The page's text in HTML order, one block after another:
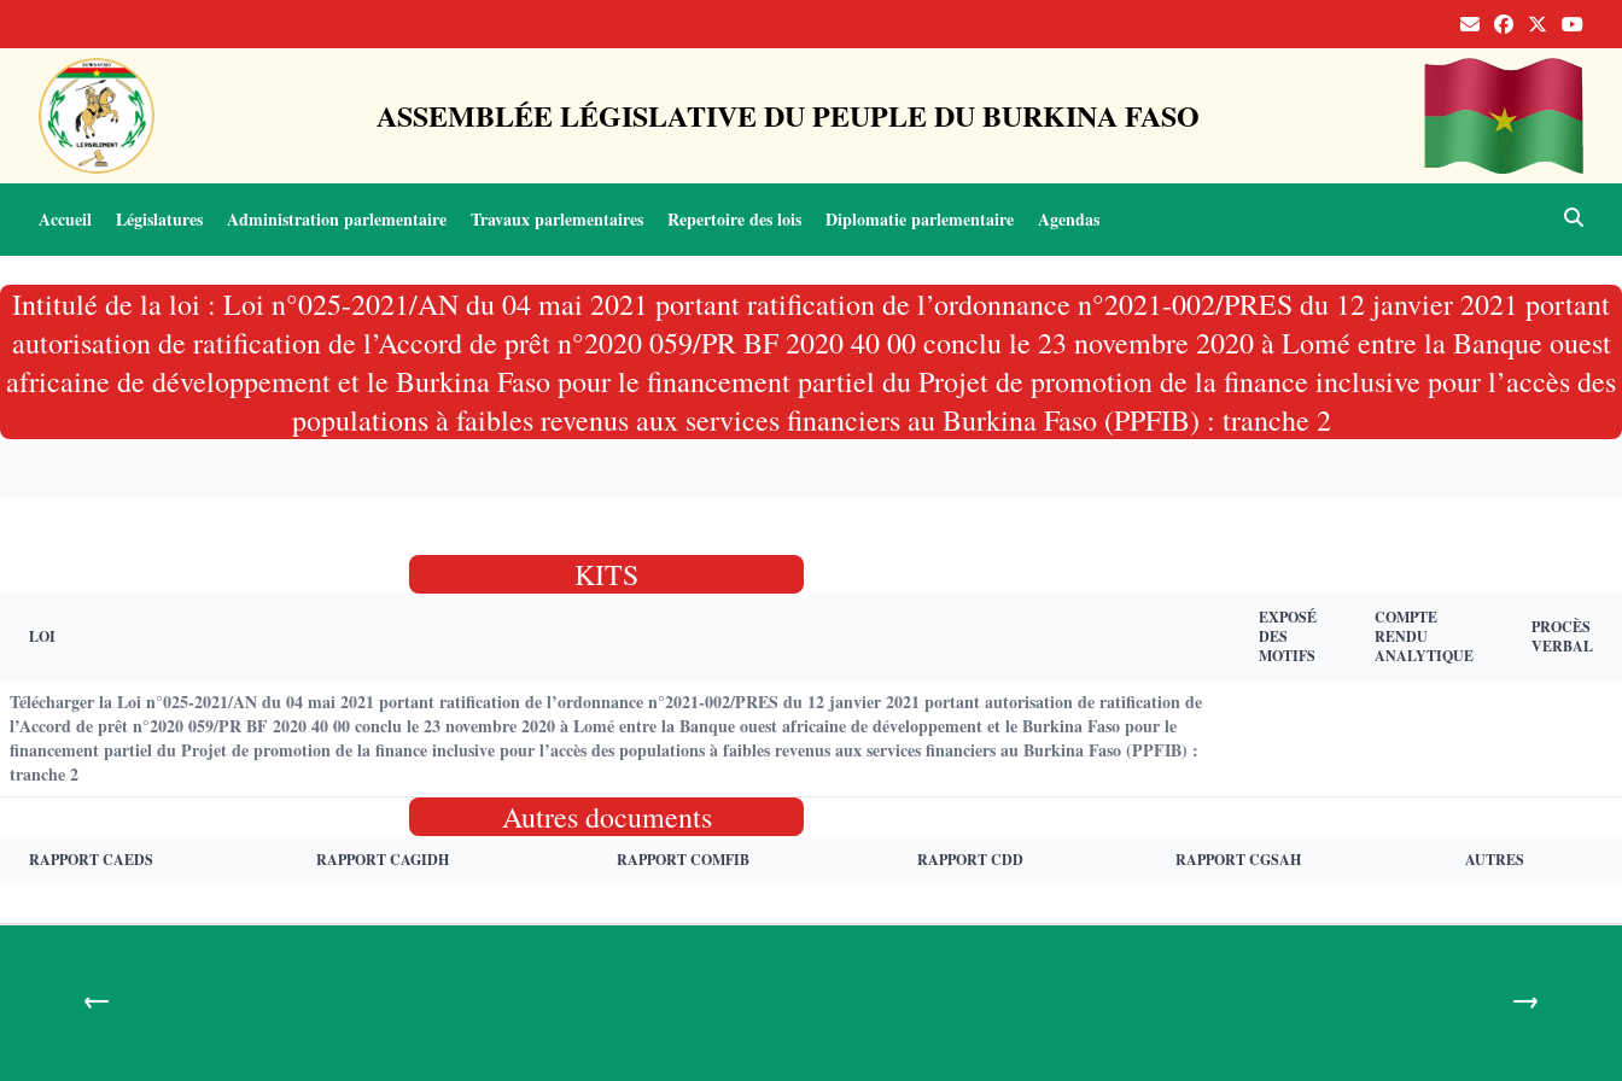
ASSEMBLÉE LÉGISLATIVE DU PEUPLE DU BURKINA FASO
Accueil Législatures Administration parlementaire Travaux parlementaires Repertoire des lois Diplomatie parlementaire Agendas
Intitulé de la loi : Loi n°025-2021/AN du 04 mai 2021 portant ratification de l’ordonnance n°2021-002/PRES du 12 janvier 2021 portant
autorisation de ratification de l’Accord de prêt n°2020 059/PR BF 2020 40 00 conclu le 23 novembre 2020 à Lomé entre la Banque ouest
africaine de développement et le Burkina Faso pour le financement partiel du Projet de promotion de la finance inclusive pour l’accès des
populations à faibles revenus aux services financiers au Burkina Faso (PPFIB) : tranche 2
KITS
LOI
EXPOSÉ
DES
MOTIFS
COMPTE
RENDU
ANALYTIQUE
PROCÈS
VERBAL
Télécharger la Loi n°025-2021/AN du 04 mai 2021 portant ratification de l’ordonnance n°2021-002/PRES du 12 janvier 2021 portant autorisation de ratification de
l’Accord de prêt n°2020 059/PR BF 2020 40 00 conclu le 23 novembre 2020 à Lomé entre la Banque ouest africaine de développement et le Burkina Faso pour le
financement partiel du Projet de promotion de la finance inclusive pour l’accès des populations à faibles revenus aux services financiers au Burkina Faso (PPFIB) :
tranche 2
Autres documents
RAPPORT CAEDS RAPPORT CAGIDH RAPPORT COMFIB RAPPORT CDD RAPPORT CGSAH AUTRES
← →